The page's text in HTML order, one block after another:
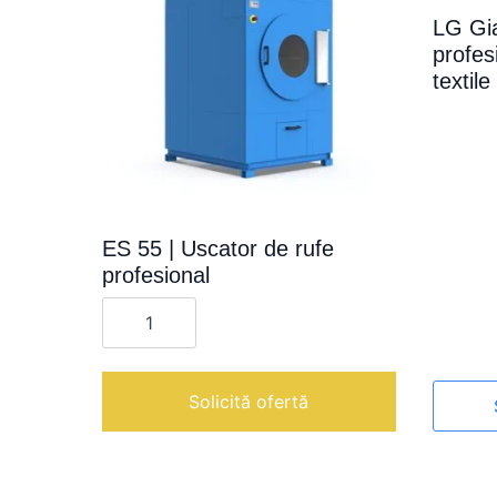
ES 55 | Uscator de rufe
profesional
Cantitate
Uscator
profesional
Solicită ofertă
LG
textile
Acest